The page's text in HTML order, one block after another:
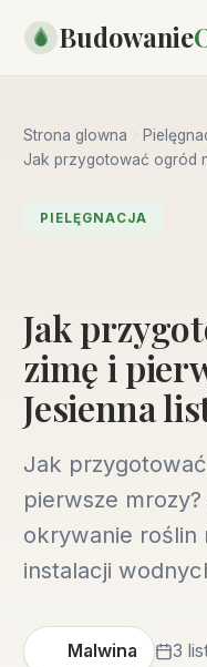
Budowanie
Strona glowna
Jak przygotować ogród
PIELĘGNACJA
Jak
zimę i
Jesienna
Jak
pierwsze
okrywanie roślin
instalacji
Malwina 3